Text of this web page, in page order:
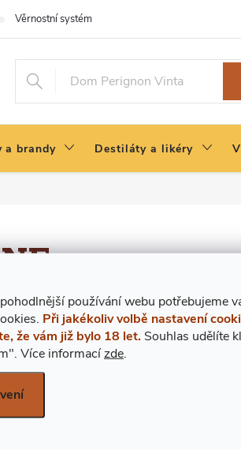
používání webu potřebujeme
Při jakékoliv volbě nastavení
že vám již bylo 18 let. Souhlas udělíte
Více informacízde.
Věrnostní systém
a brandy Destiláty a likéry